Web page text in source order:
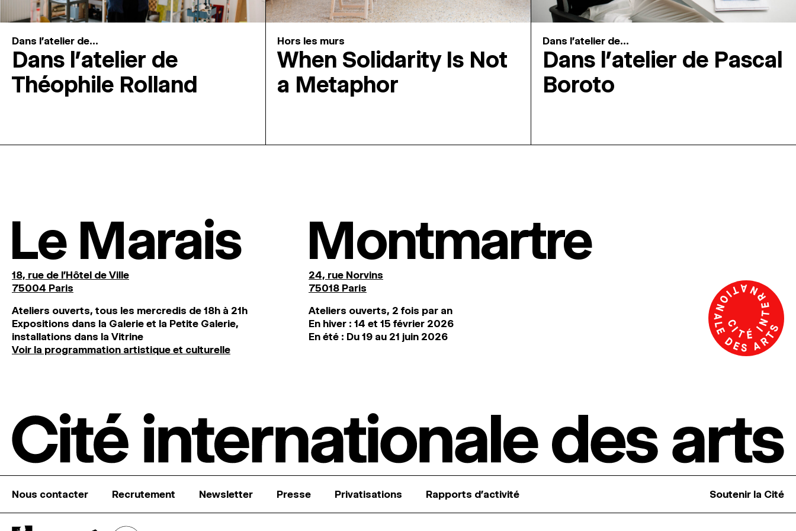
Dans l'atelier de...
Dans l’atelier de
Théophile Rolland
Hors les murs
When Solidarity Is Not
a Metaphor
Dans l'atelier de...
Dans l’atelier de Pascal
Boroto
Le Marais
18, rue de l'Hôtel de Ville
75004 Paris
Ateliers ouverts, tous les mercredis de 18h à 21h
Expositions dans la Galerie et la Petite Galerie,
installations dans la Vitrine
Voir la programmation artistique et culturelle
Montmartre
24, rue Norvins
75018 Paris
Ateliers ouverts, 2 fois par an
En hiver : 14 et 15 février 2026
En été : Du 19 au 21 juin 2026
Nous contacter Recrutement Newsletter Presse Privatisations Rapports d’activité Soutenir la Cité